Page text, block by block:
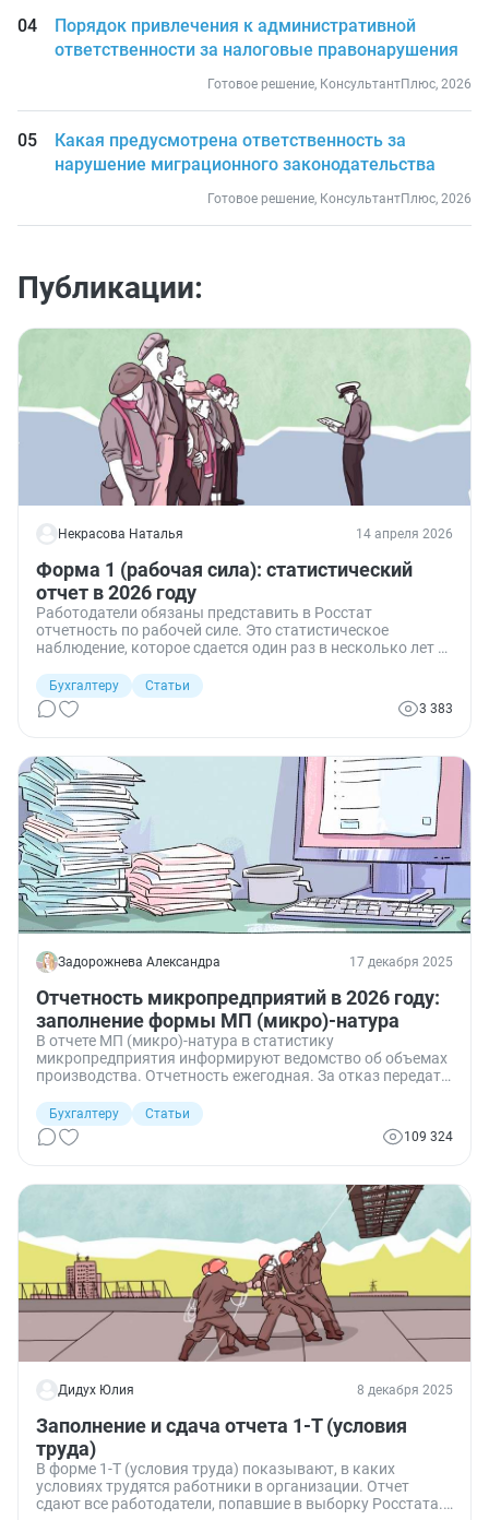
Порядок привлечения к административной
ответственности за налоговые правонарушения
Готовое решение, КонсультантПлюс, 2026
Какая предусмотрена ответственность за
нарушение миграционного законодательства
Готовое решение, КонсультантПлюс, 2026
Публикации:
Некрасова Наталья 14 апреля 2026
Форма 1 (рабочая сила): статистический
отчет в 2026 году
Работодатели обязаны представить в Росстат
отчетность по рабочей силе. Это статистическое
наблюдение, которое сдается один раз в несколько лет и
сотрудников за год предоставляются единовременно.
Отчет форма-1 (рабочая сила) в статистику в 2026 году
запрашивается на усмотрение Росстата, последний раз
представить и как правильно заполнить.
Бухгалтеру
Статьи
3 383
Задорожнева Александра 17 декабря 2025
Отчетность микропредприятий в 2026 году:
заполнение формы МП (микро)-натура
В отчете МП (микро)-натура в статистику
микропредприятия информируют ведомство об объемах
производства. Отчетность ежегодная. За отказ передать
предоставление недостоверной информации
респондентам грозит штраф.
Бухгалтеру
Статьи
109 324
Дидух Юлия 8 декабря 2025
Заполнение и сдача отчета 1-Т (условия
труда)
В форме 1-Т (условия труда) показывают, в каких
условиях трудятся работники в организации. Отчет
сдают все работодатели, попавшие в выборку Росстата.